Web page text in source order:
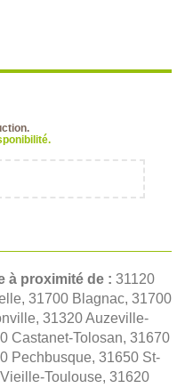
à proximité de : 31120
31700 Blagnac, 31700
31320 Auzeville-
Castanet-Tolosan, 31670
Pechbusque, 31650 St-
Toulouse, 31620